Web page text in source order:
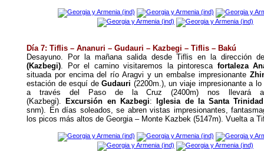
Día 7: Tiflis – Ananuri – Gudauri – Kazbegi – Tiflis – Bakú
Desayuno. Por la mañana salida desde Tiflis en la dirección
(Kazbegi). Por el camino visitaremos la pintoresca fortaleza
situada por encima del río Aragvi y un embalse impresionante
estación de esquí deGudauri (2200m.), un viaje impresionante a
a través del Paso de la Cruz (2400m) nos llevará a
(Kazbegi).
Excursión en Kazbegi:
Iglesia de la Santa
snm). En días soleados, se abren vistas impresionantes,
los picos más altos de Georgia – Monte Kazbek (5147m). Vuelta a